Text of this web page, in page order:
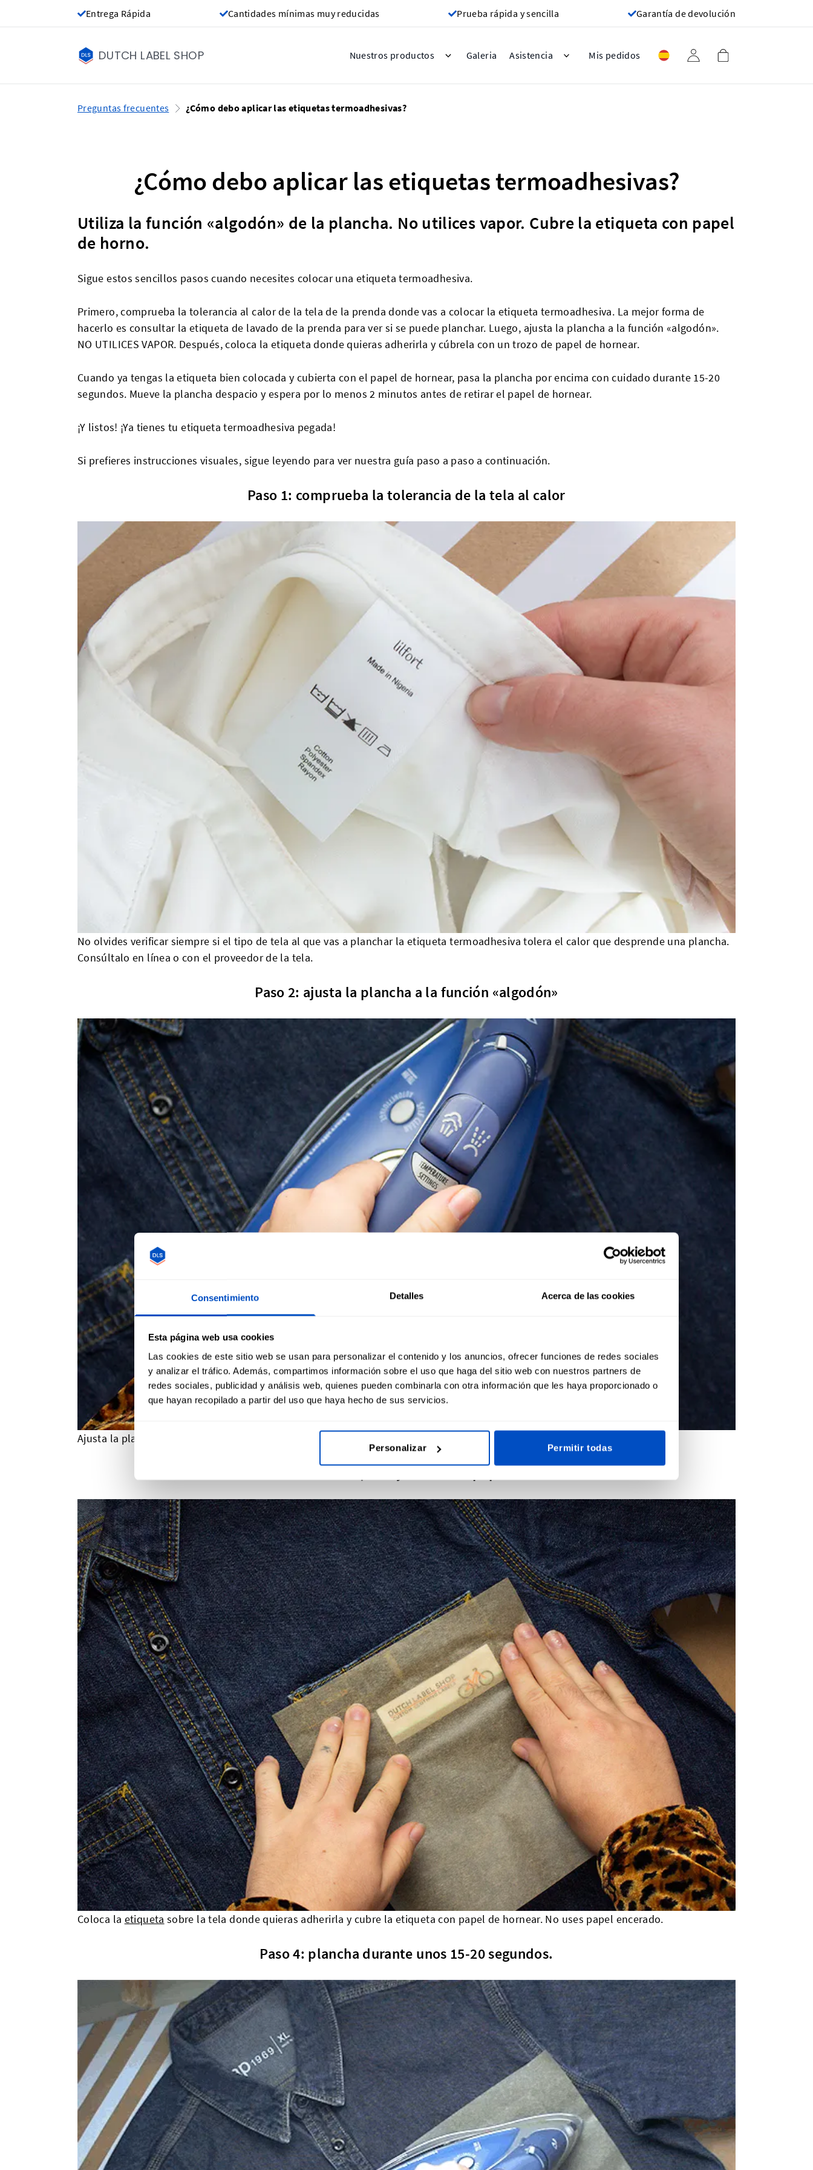
Consentimiento Detalles Acerca de las cookies
Esta página web usa cookies
Las cookies de este sitio web se usan para personalizar el contenido y los anuncios, ofrecer funciones de redes sociales
y analizar el tráfico. Además, compartimos información sobre el uso que haga del sitio web con nuestros partners de
redes sociales, publicidad y análisis web, quienes pueden combinarla con otra información que les haya proporcionado o
que hayan recopilado a partir del uso que haya hecho de sus servicios.
Personalizar Permitir todas
Entrega Rápida Cantidades mínimas muy reducidas Prueba rápida y sencilla Garantía de devolución
DUTCH LABEL SHOP Nuestros productos Galeria Asistencia Mis pedidos
Preguntas frecuentes ¿Cómo debo aplicar las etiquetas termoadhesivas?
¿Cómo debo aplicar las etiquetas termoadhesivas?
Utiliza la función «algodón» de la plancha. No utilices vapor. Cubre la etiqueta con papel
de horno.
Sigue estos sencillos pasos cuando necesites colocar una etiqueta termoadhesiva.
Primero, comprueba la tolerancia al calor de la tela de la prenda donde vas a colocar la etiqueta termoadhesiva. La mejor forma de
hacerlo es consultar la etiqueta de lavado de la prenda para ver si se puede planchar. Luego, ajusta la plancha a la función «algodón».
NO UTILICES VAPOR. Después, coloca la etiqueta donde quieras adherirla y cúbrela con un trozo de papel de hornear.
Cuando ya tengas la etiqueta bien colocada y cubierta con el papel de hornear, pasa la plancha por encima con cuidado durante 15-20
segundos. Mueve la plancha despacio y espera por lo menos 2 minutos antes de retirar el papel de hornear.
¡Y listos! ¡Ya tienes tu etiqueta termoadhesiva pegada!
Si prefieres instrucciones visuales, sigue leyendo para ver nuestra guía paso a paso a continuación.
Paso 1: comprueba la tolerancia de la tela al calor
No olvides verificar siempre si el tipo de tela al que vas a planchar la etiqueta termoadhesiva tolera el calor que desprende una plancha.
Consúltalo en línea o con el proveedor de la tela.
Paso 2: ajusta la plancha a la función «algodón»
Ajusta la plancha a la función «algodón» y NO UTILICES VAPOR
Coloca la etiqueta sobre la tela donde quieras adherirla y cubre la etiqueta con papel de hornear. No uses papel encerado.
Paso 4: plancha durante unos 15-20 segundos.